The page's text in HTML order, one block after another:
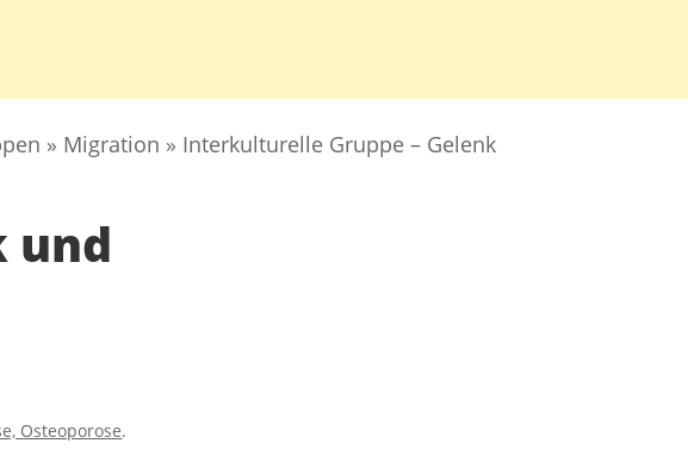
» Migration » Interkulturelle Gruppe – Gelenk
und
Osteoporose.